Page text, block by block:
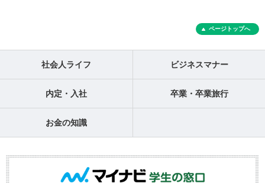
ページトップへ
社会人ライフ ビジネスマナー
内定・入社 卒業・卒業旅行
お金の知識